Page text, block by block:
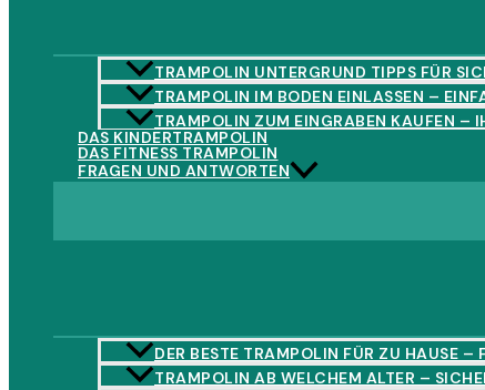
TRAMPOLIN UNTERGRUND TIPPS FÜR
TRAMPOLIN IM BODEN EINLASSEN –
TRAMPOLIN ZUM EINGRABEN KAUFEN –
DAS KINDERTRAMPOLIN
DAS FITNESS TRAMPOLIN
FRAGEN UND ANTWORTEN
DER BESTE TRAMPOLIN FÜR ZU HAUSE –
TRAMPOLIN AB WELCHEM ALTER –